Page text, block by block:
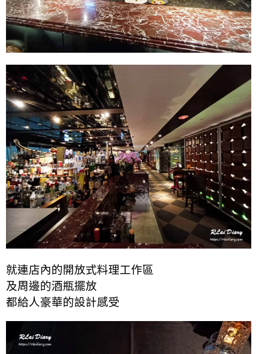
就連店內的開放式料理工作區
及周邊的酒瓶擺放
都給人豪華的設計感受